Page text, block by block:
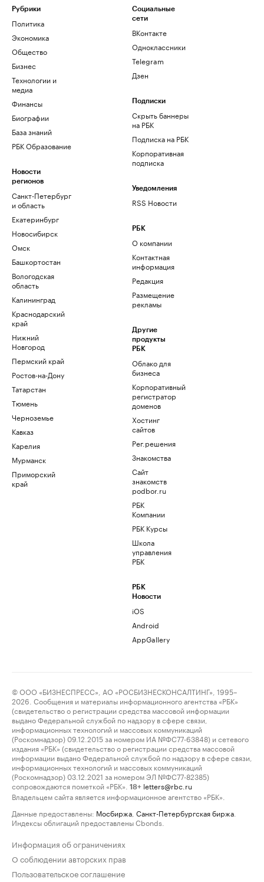
Рубрики
Политика
Экономика
Общество
Бизнес
Технологии и
медиа
Финансы
Биографии
База знаний
РБК Образование
Новости
регионов
Санкт-Петербург
и область
Екатеринбург
Новосибирск
Омск
Башкортостан
Вологодская
область
Калининград
Краснодарский
край
Нижний
Новгород
Пермский край
Ростов-на-Дону
Татарстан
Тюмень
Черноземье
Кавказ
Карелия
Мурманск
Приморский
край
Социальные
сети
ВКонтакте
Одноклассники
Telegram
Дзен
Подписки
Скрыть баннеры
на РБК
Подписка на РБК
Корпоративная
подписка
Уведомления
RSS Новости
РБК
О компании
Контактная
информация
Редакция
Размещение
рекламы
Другие
продукты
РБК
Облако для
бизнеса
Корпоративный
регистратор
доменов
Хостинг
сайтов
Рег.решения
Знакомства
Сайт
знакомств
podbor.ru
РБК
Компании
РБК Курсы
Школа
управления
РБК
РБК
Новости
iOS
Android
AppGallery
© ООО «БИЗНЕСПРЕСС», АО «РОСБИЗНЕСКОНСАЛТИНГ», 1995–
2026. Сообщения и материалы информационного агентства «РБК»
(свидетельство о регистрации средства массовой информации
выдано Федеральной службой по надзору в сфере связи,
информационных технологий и массовых коммуникаций
(Роскомнадзор) 09.12.2015 за номером ИА №ФС77-63848) и сетевого
издания «РБК» (свидетельство о регистрации средства массовой
информации выдано Федеральной службой по надзору в сфере связи,
информационных технологий и массовых коммуникаций
(Роскомнадзор) 03.12.2021 за номером ЭЛ №ФС77-82385)
сопровождаются пометкой «РБК».
18+ letters@rbc.ru
Владельцем сайта является информационное агентство «РБК».
Данные предоставлены: Мосбиржа Санкт-Петербургская биржа
Индексы облигаций предоставлены Cbonds.
Информация об ограничениях
О соблюдении авторских прав
Пользовательское соглашение